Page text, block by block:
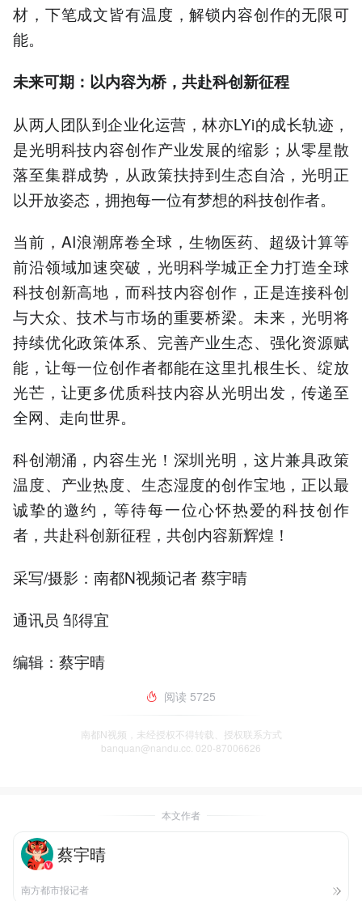
材，下笔成文皆有温度，解锁内容创作的无限可
能。
未来可期：以内容为桥，共赴科创新征程
从两人团队到企业化运营，林亦LYi的成长轨迹，
是光明科技内容创作产业发展的缩影；从零星散
落至集群成势，从政策扶持到生态自洽，光明正
以开放姿态，拥抱每一位有梦想的科技创作者。
当前，AI浪潮席卷全球，生物医药、超级计算等
前沿领域加速突破，光明科学城正全力打造全球
科技创新高地，而科技内容创作，正是连接科创
与大众、技术与市场的重要桥梁。未来，光明将
持续优化政策体系、完善产业生态、强化资源赋
能，让每一位创作者都能在这里扎根生长、绽放
光芒，让更多优质科技内容从光明出发，传递至
全网、走向世界。
科创潮涌，内容生光！深圳光明，这片兼具政策
温度、产业热度、生态湿度的创作宝地，正以最
诚挚的邀约，等待每一位心怀热爱的科技创作
者，共赴科创新征程，共创内容新辉煌！
采写/摄影：南都N视频记者 蔡宇晴
通讯员 邹得宜
编辑：蔡宇晴
阅读 5725
南都N视频，未经授权不得转载、授权联系方式
banquan@nandu.cc. 020-87006626
本文作者
蔡宇晴
南方都市报记者